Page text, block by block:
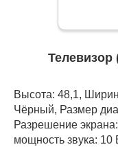
Телевизор
Высота: 48,1,
Чёрный, Размер
Разрешение
мощность звука: 10